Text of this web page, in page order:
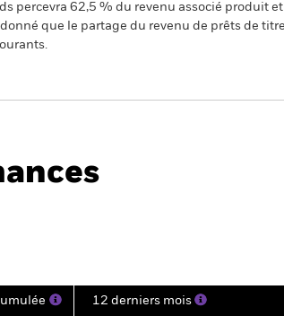
percevra 62,5 % du revenu associé produit
que le partage du revenu de prêts de
12 derniers mois